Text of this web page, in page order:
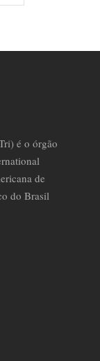
é o órgão
de
do Brasil